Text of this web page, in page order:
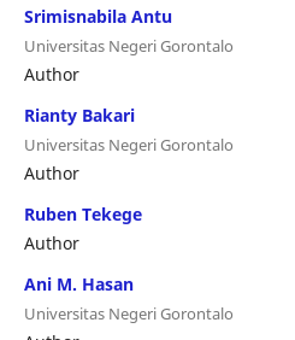
Srimisnabila Antu
Universitas Negeri Gorontalo
Author
Rianty Bakari
Universitas Negeri Gorontalo
Author
Ruben Tekege
Author
Ani M. Hasan
Universitas Negeri Gorontalo